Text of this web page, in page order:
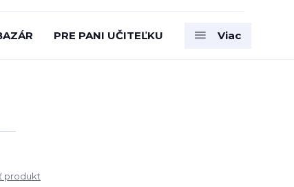
PRE PANI UČITEĽKU Viac
produkt